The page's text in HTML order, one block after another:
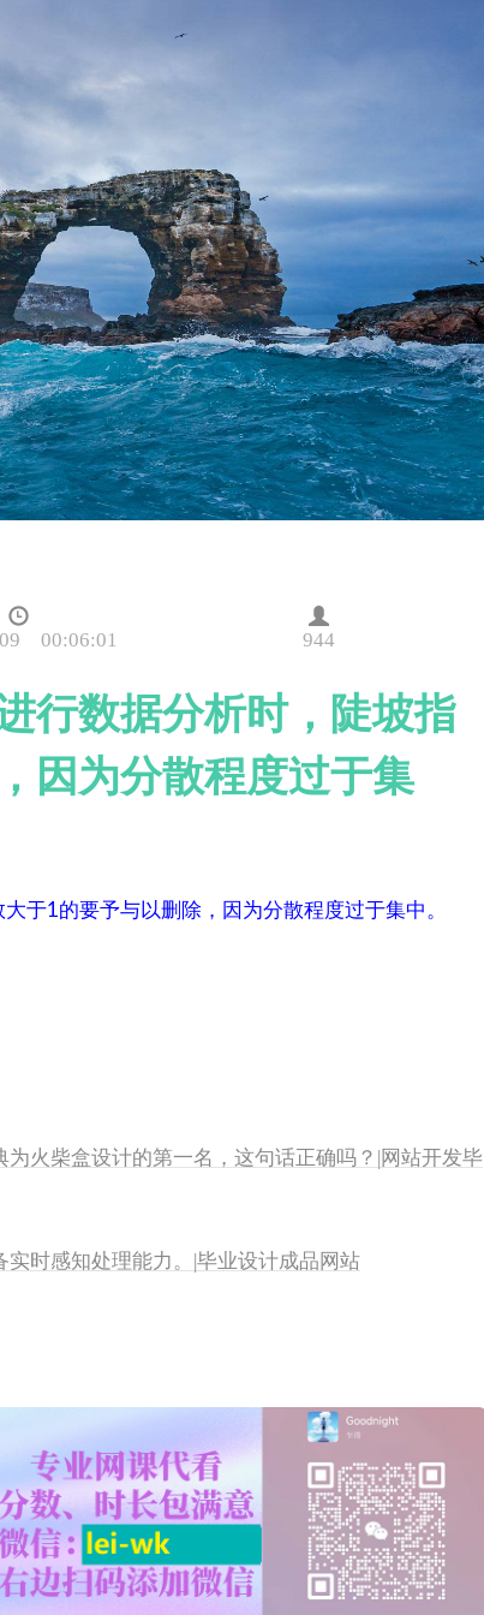
00:06:01 944
行数据分析时，陡坡指
因为分散程度过于集
于1的要予与以删除，因为分散程度过于集中。
火柴盒设计的第一名，这句话正确吗？|网站开发毕
时感知处理能力。|毕业设计成品网站